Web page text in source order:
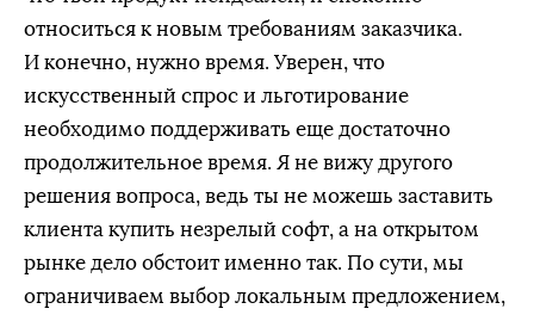
относиться к новым требованиям заказчика.
И конечно, нужно время. Уверен, что
искусственный спрос и льготирование
необходимо поддерживать еще достаточно
продолжительное время. Я не вижу другого
решения вопроса, ведь ты не можешь заставить
клиента купить незрелый софт, а на открытом
рынке дело обстоит именно так. По сути, мы
ограничиваем выбор локальным предложением,